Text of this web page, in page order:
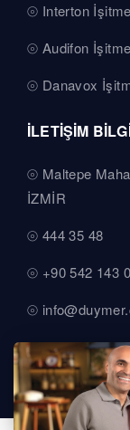
Interton
Audifon
Danavox
İLETİŞİM
Maltepe
İZMİR
444 35 48
+90 542 143